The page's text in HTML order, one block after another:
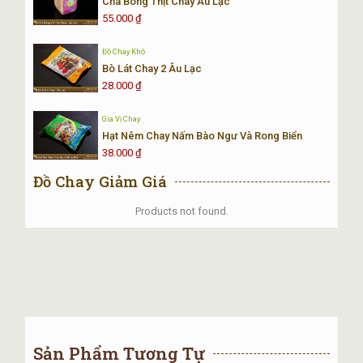
55.000₫
Đồ Chay Khô
Bò Lát Chay 2 Âu Lạc
28.000₫
Gia Vị Chay
Hạt Nêm Chay Nấm Bào Ngư Và Rong Biển
38.000₫
Đồ Chay Giảm Giá
Products not found.
Hạn sử dụng 18 tháng.
Phẩm Chay Trí Huệ. Nằm trong chuỗi các sản phẩm
nhập khẩu
gồm có cá thu chay mã lai, … Trong đó, Cá thu
chay là sản phẩm được nhiều tín đồ ăn chay lựa chọn.
Cá thu chay có hình dáng giống như những miếng cá thu cắt
lát. Mùi của nó rất thơm, khi ăn bạn sẽ cảm nhận được ngay
sự dai ngọt tự nhiên.
Thành Phần Cá Thu Chay Mã Lai
Cá thu chay được làm từ những nguyên liệu:
Sản Phẩm Tương Tự